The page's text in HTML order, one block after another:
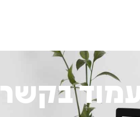
בקשר